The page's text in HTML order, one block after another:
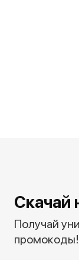
Скачай
Получай
промокоды!